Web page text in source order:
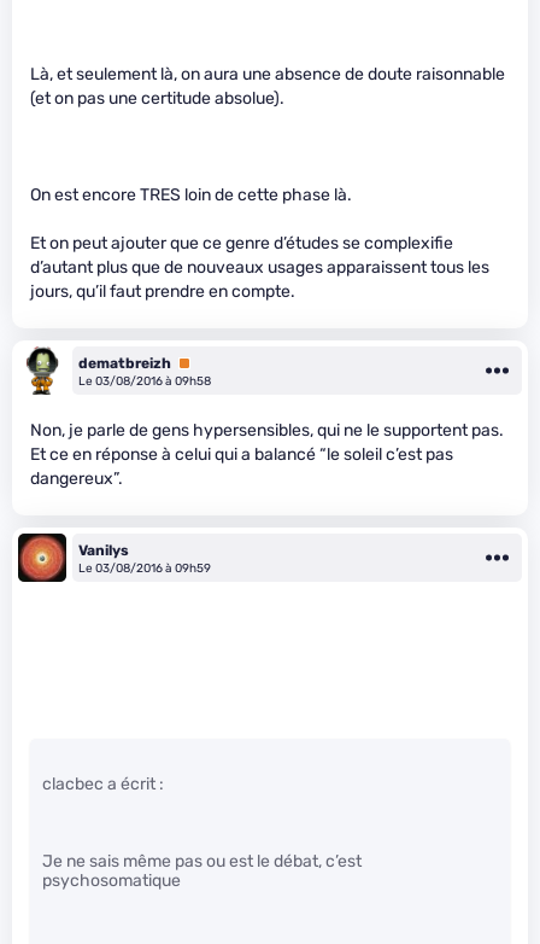
Là, et seulement là, on aura une absence de doute raisonnable
(et on pas une certitude absolue).
On est encore TRES loin de cette phase là.
Et on peut ajouter que ce genre d’études se complexifie
d’autant plus que de nouveaux usages apparaissent tous les
jours, qu’il faut prendre en compte.
dematbreizh Premium
Le 03/08/2016 à 09h58
Non, je parle de gens hypersensibles, qui ne le supportent pas.
Et ce en réponse à celui qui a balancé “le soleil c’est pas
dangereux”.
Vanilys
Le 03/08/2016 à 09h59
clacbec a écrit :
Je ne sais même pas ou est le débat, c’est
psychosomatique